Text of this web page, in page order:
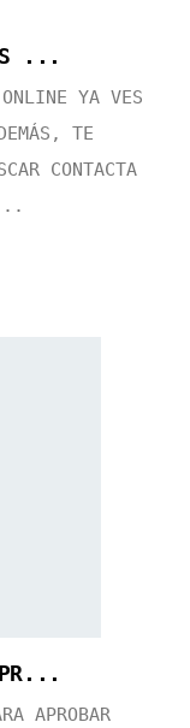
...
ONLINE YA VES
TE
CONTACTA
...
APROBAR